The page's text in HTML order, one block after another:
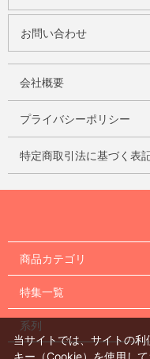
お問い合わせ
会社概要
プライバシーポリシー
特定商取引法に基づく表
商品カテゴリ
特集一覧
系列
当サイトでは、サイトの